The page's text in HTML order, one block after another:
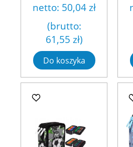
netto: 50,04 zł
(brutto:
61,55 zł)
Do koszyka